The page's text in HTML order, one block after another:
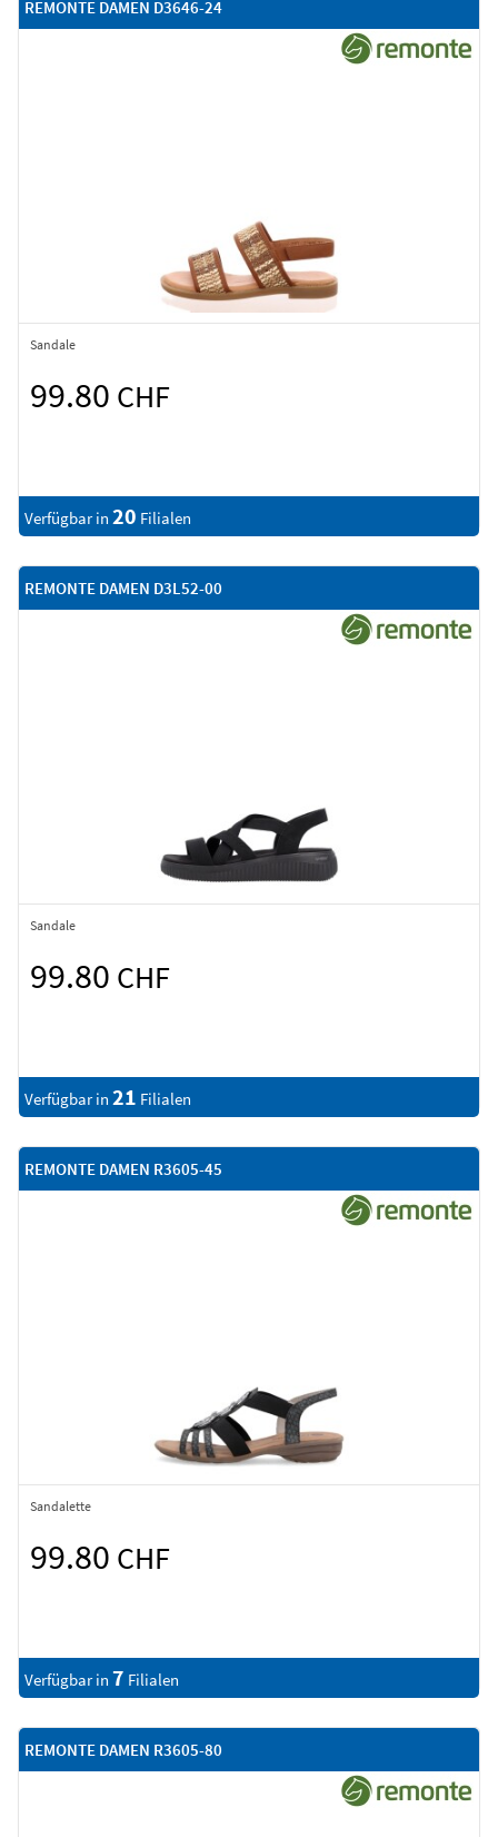
REMONTE DAMEN D3646-24
Sandale
99.80 CHF
Verfügbar in 20 Filialen
REMONTE DAMEN D3L52-00
Sandale
99.80 CHF
Verfügbar in 21 Filialen
REMONTE DAMEN R3605-45
Sandalette
99.80 CHF
Verfügbar in 7 Filialen
REMONTE DAMEN R3605-80